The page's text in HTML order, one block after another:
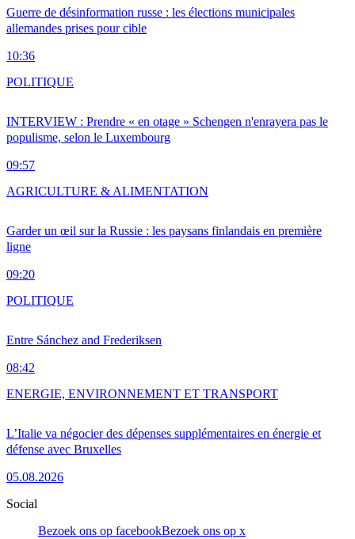
Guerre de désinformation russe : les élections municipales
allemandes prises pour cible
10:36
INTERVIEW : Prendre « en otage » Schengen n'enrayera pas le
populisme, selon le Luxembourg
09:57
POLITIQUE
Garder un œil sur la Russie : les paysans finlandais en première
ligne
09:20
AGRICULTURE & ALIMENTATION
Entre Sánchez and Frederiksen
08:42
POLITIQUE
L’Italie va négocier des dépenses supplémentaires en énergie et
défense avec Bruxelles
05.08.2026
ENERGIE, ENVIRONNEMENT ET TRANSPORT
Social
Bezoek ons op facebookBezoek ons op x